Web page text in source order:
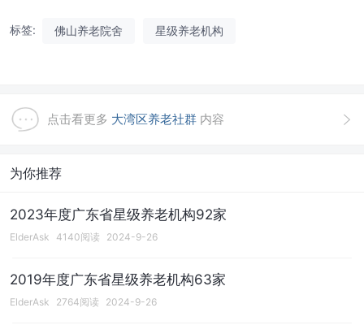
标签: 佛山养老院舍 星级养老机构
点击看更多 大湾区养老社群 内容
为你推荐
2023年度广东省星级养老机构92家
ElderAsk 4140阅读 2024-9-26
2019年度广东省星级养老机构63家
ElderAsk 2764阅读 2024-9-26